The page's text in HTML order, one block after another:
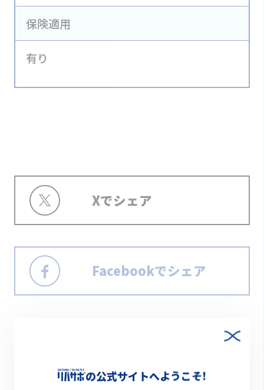
保険適用
有り
Xでシェア
Facebookでシェア
の公式サイトへようこそ!